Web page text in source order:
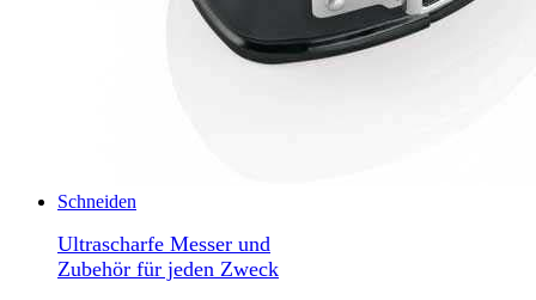
Schneiden
Ultrascharfe Messer und
Zubehör für jeden Zweck